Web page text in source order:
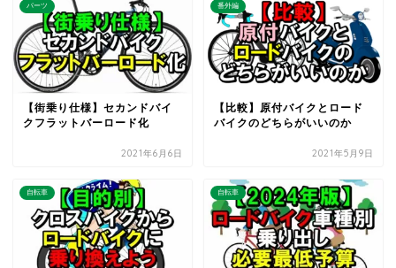
パーツ
【街乗り仕様】セカンドバイ
クフラットバーロード化
2021年6月6日
番外編
【比較】原付バイクとロード
バイクのどちらがいいのか
2021年5月9日
自転車 自転車